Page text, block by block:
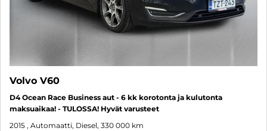
Volvo V60
D4 Ocean Race Business aut - 6 kk korotonta ja kulutonta
maksuaikaa! - TULOSSA! Hyvät varusteet
2015 , Automaatti, Diesel, 330 000 km